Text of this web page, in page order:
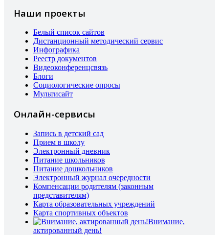
Наши проекты
Белый список сайтов
Дистанционный методический сервис
Инфографика
Реестр документов
Видеоконференцсвязь
Блоги
Социологические опросы
Мультисайт
Онлайн-сервисы
Запись в детский сад
Прием в школу
Электронный дневник
Питание школьников
Питание дошкольников
Электронный журнал очередности
Компенсации родителям (законным
представителям)
Карта образовательных учреждений
Карта спортивных объектов
Внимание,
актированный день!